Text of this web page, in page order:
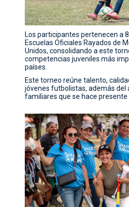
Los participantes pertenecen a
Escuelas Oficiales Rayados de
Unidos, consolidando a este
competencias juveniles más
países.
Este torneo reúne talento,
jóvenes futbolistas, además del
familiares que se hace